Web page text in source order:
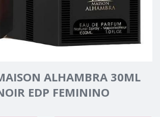
ALHAMBRA 30ML
EDP FEMININO